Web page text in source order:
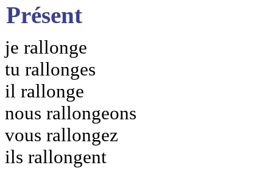
Présent
je rallonge
tu rallonges
il rallonge
nous rallongeons
vous rallongez
ils rallongent